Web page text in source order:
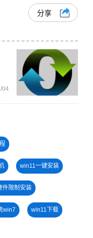
分享
04
win11一键安装
件限制安装
win7 win11下载